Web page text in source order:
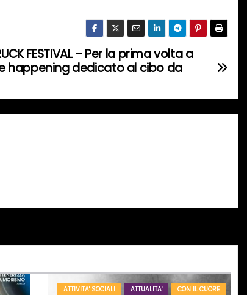
FESTIVAL – Per la prima volta a
happening dedicato al cibo da
ATTIVITA' SOCIALI ATTUALITA' CON IL CUORE